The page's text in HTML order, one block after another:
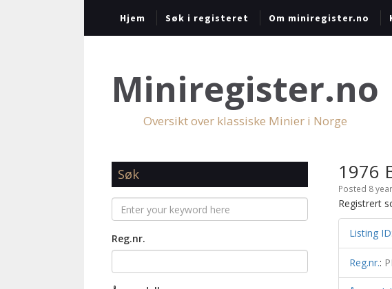
Hjem Søk i registeret Om miniregister.no
Miniregister.no
Oversikt over klassiske Minier i Norge
1976
Posted 8
Registrert
Listing ID
Reg.nr.:
Søk
Reg.nr.